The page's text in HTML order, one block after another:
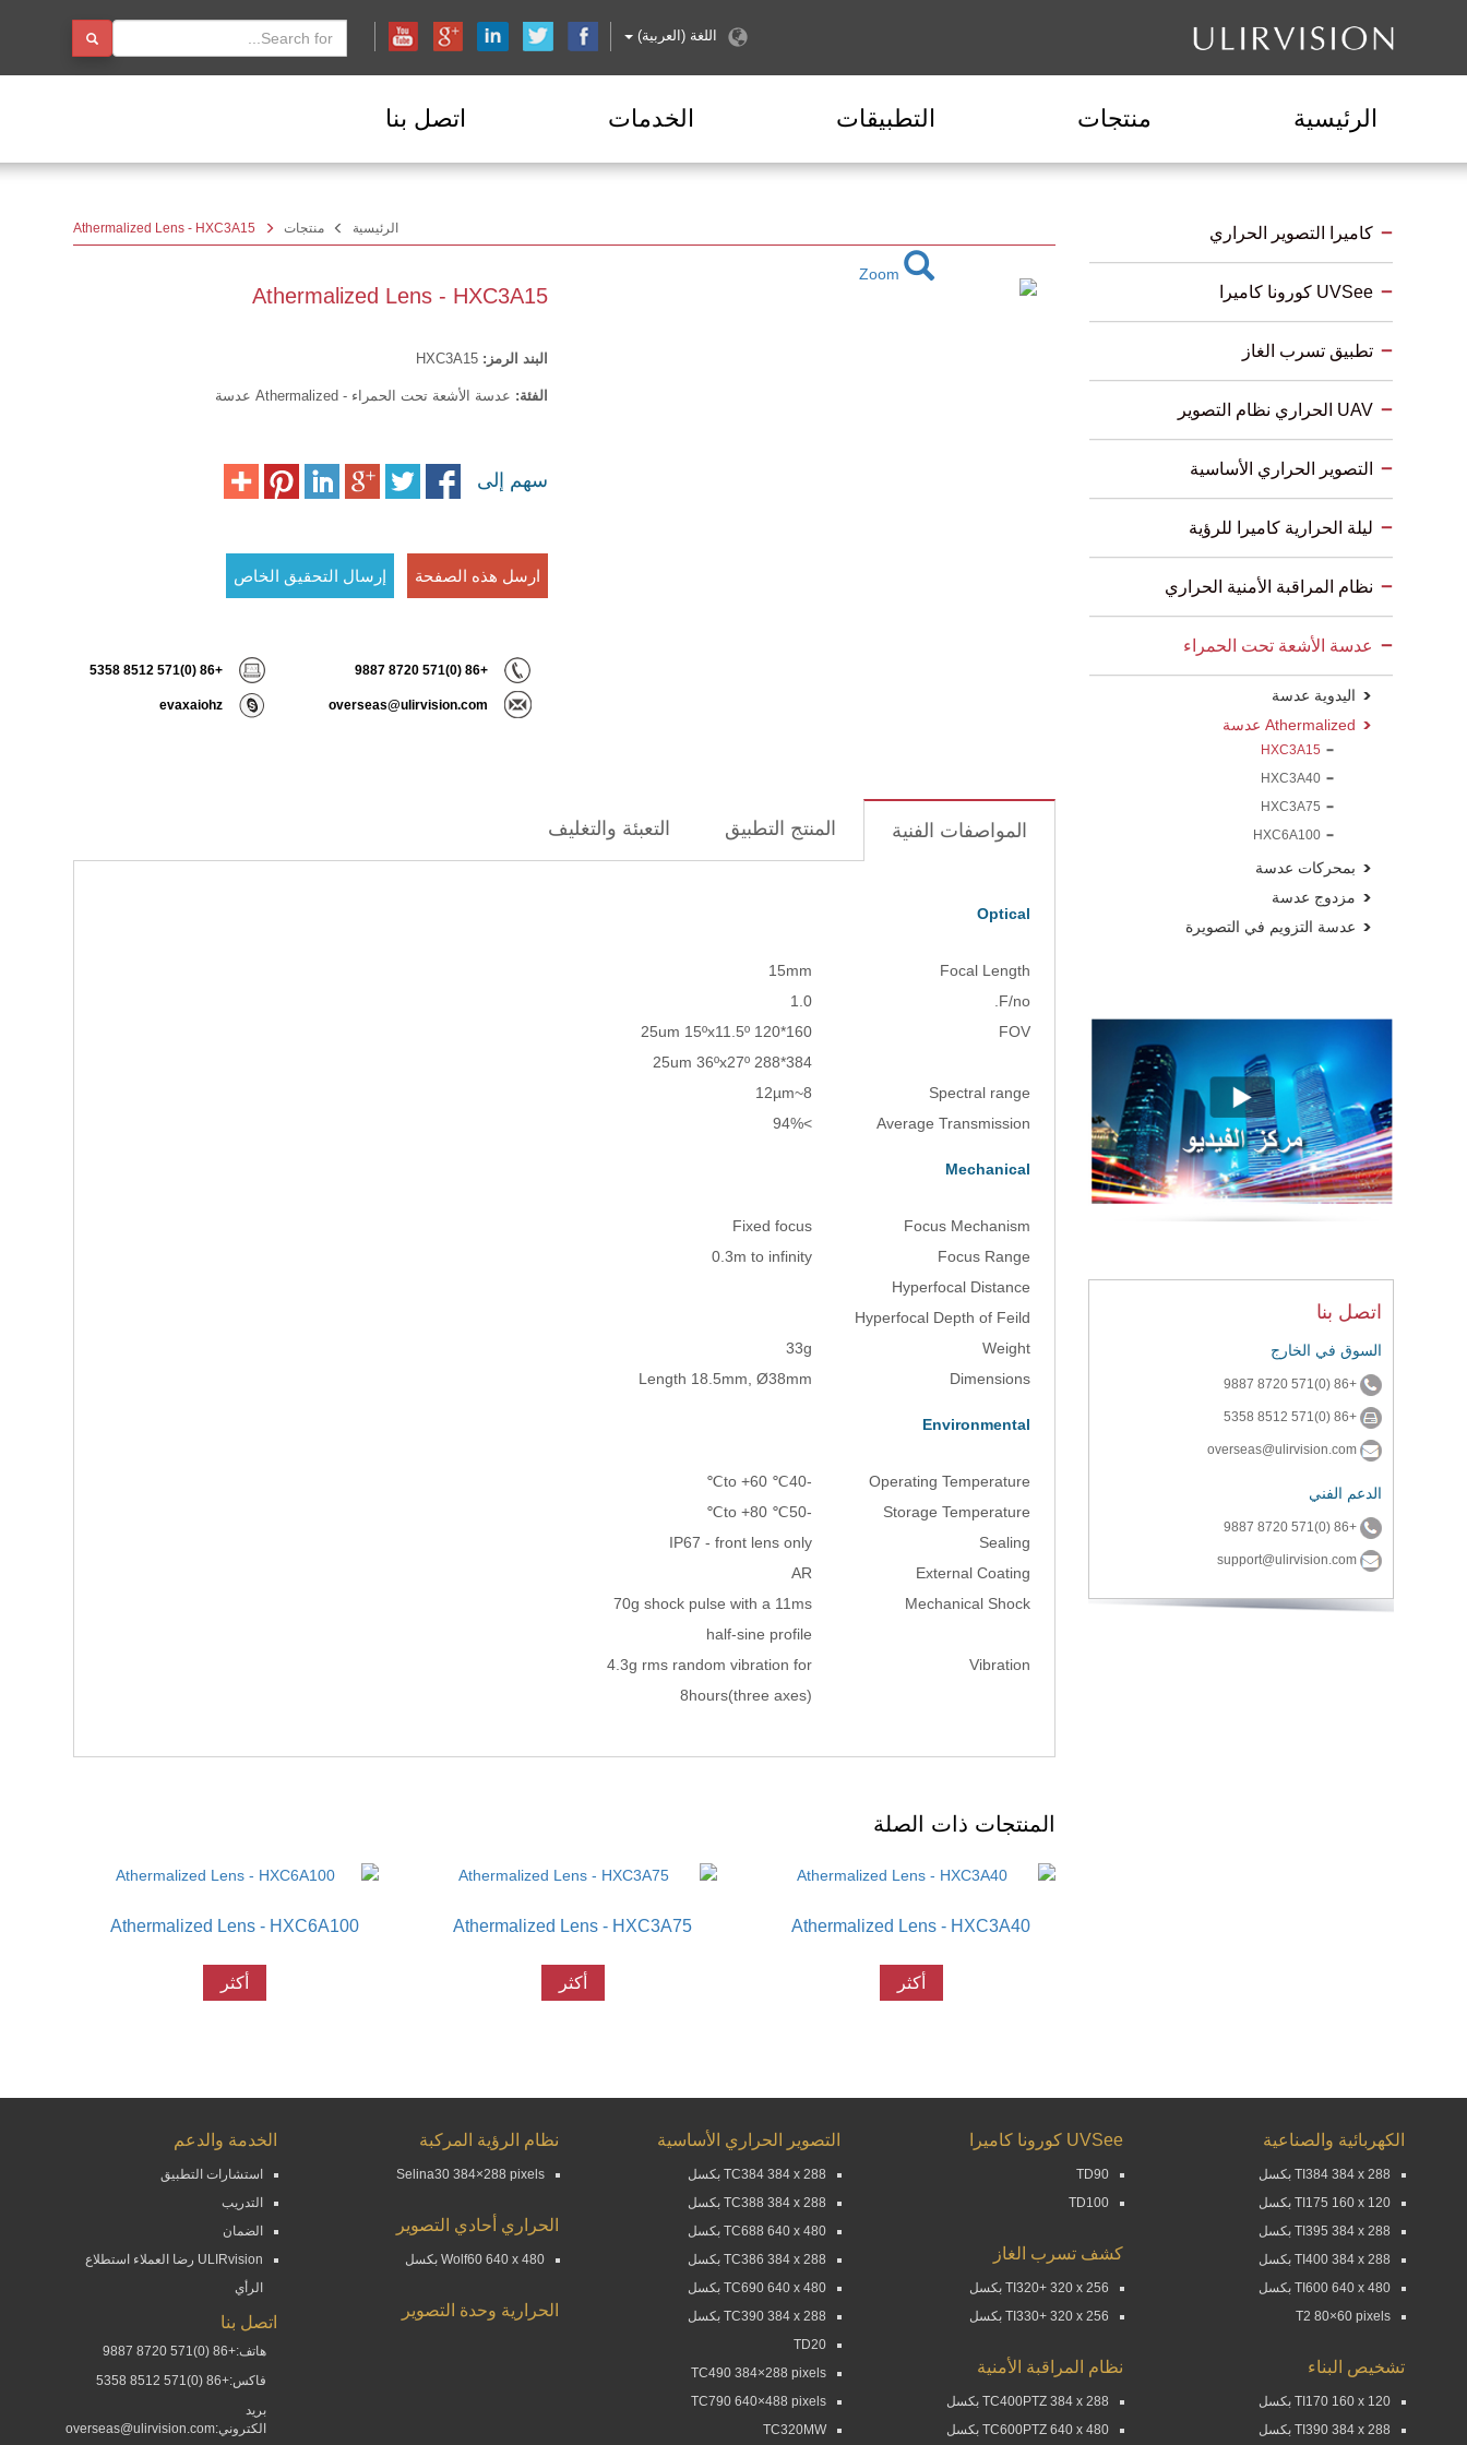
اللغة (العربية)
الرئيسية منتجات التطبيقات الخدمات اتصل بنا
الرئيسية منتجات Athermalized Lens - HXC3A15
Athermalized Lens - HXC3A15
البند الرمز:
الفئة: عدسة الأشعة تحت الحمراء - Athermalized عدسة
سهم إلى
ارسل هذه الصفحة إرسال التحقيق الخاص
+86 (0)571 8720 9887
+86 (0)571 8512 5358
overseas@ulirvision.com
evaxaiohz
المواصفات الفنية المنتج التطبيق التعبئة والتغليف
Optical
Focal Length
15mm
F/no.
1.0
FOV
160*120 25um 15ºx11.5º
384*288 25um 36ºx27º
Spectral range
8~12µm
Average Transmission
>94%
Mechanical
Focus Mechanism
Fixed focus
Focus Range
0.3m to infinity
Hyperfocal Distance
Hyperfocal Depth of Feild
Weight
33g
Dimensions
Length 18.5mm, Ø38mm
Environmental
Operating Temperature
-40℃ to +60℃
Storage Temperature
-50℃ to +80℃
Sealing
IP67 - front lens only
External Coating
AR
Mechanical Shock
70g shock pulse with a 11ms
half-sine profile
Vibration
4.3g rms random vibration for
8hours(three axes)
المنتجات ذات الصلة
Athermalized Lens - HXC3A40
أكثر
Athermalized Lens - HXC3A75
أكثر
Athermalized Lens - HXC6A100
أكثر
كاميرا التصوير الحراري
UVSee كورونا كاميرا
تطبيق تسرب الغاز
UAV الحراري نظام التصوير
التصوير الحراري الأساسية
ليلة الحرارية كاميرا للرؤية
نظام المراقبة الأمنية الحراري
عدسة الأشعة تحت الحمراء
اليدوية عدسة
Athermalized عدسة
HXC3A15
HXC3A40
HXC3A75
HXC6A100
بمحركات عدسة
مزدوج عدسة
عدسة التزويم في التصويرة
اتصل بنا
السوق في الخارج
+86 (0)571 8720 9887
+86 (0)571 8512 5358
الدعم الفني
+86 (0)571 8720 9887
الكهربائية والصناعية
TI384 384 x 288 بكسل
TI175 160 x 120 بكسل
TI395 384 x 288 بكسل
TI400 384 x 288 بكسل
TI600 640 x 480 بكسل
T2 80×60 pixels
تشخيص البناء
TI170 160 x 120 بكسل
TI390 384 x 288 بكسل
UVSee كورونا كاميرا
TD90
TD100
كشف تسرب الغاز
TI320+ 320 x 256 بكسل
TI330+ 320 x 256 بكسل
نظام المراقبة الأمنية
TC400PTZ 384 x 288 بكسل
TC600PTZ 640 x 480 بكسل
التصوير الحراري الأساسية
TC384 384 x 288 بكسل
TC388 384 x 288 بكسل
TC688 640 x 480 بكسل
TC386 384 x 288 بكسل
TC690 640 x 480 بكسل
TC390 384 x 288 بكسل
TD20
TC490 384×288 pixels
TC790 640×488 pixels
TC320MW
نظام الرؤية المركبة
Selina30 384×288 pixels
الحراري أحادي التصوير
Wolf60 640 x 480 بكسل
الحرارية وحدة التصوير
الخدمة والدعم
استشارات التطبيق
التدريب
الضمان
ULIRvision رضا العملاء استطلاع
الرأي
اتصل بنا
هاتف:+86 (0)571 8720 9887
فاكس:+86 (0)571 8512 5358
بريد
الكتروني:overseas@ulirvision.com